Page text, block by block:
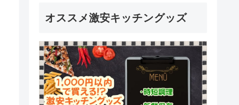
オススメ激安キッチングッズ